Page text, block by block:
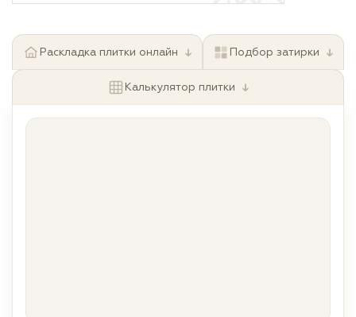
Раскладка плитки онлайн ↓ Подбор затирки ↓
Калькулятор плитки ↓